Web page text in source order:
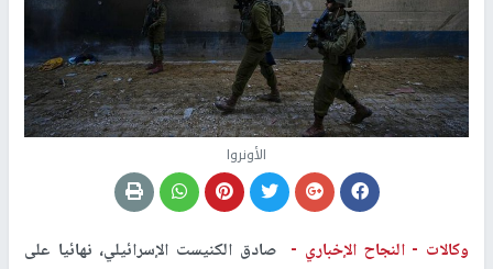
الأونروا
وكالات -النجاح الإخباري - صادق الكنيست الإسرائيلي، نهائيا على